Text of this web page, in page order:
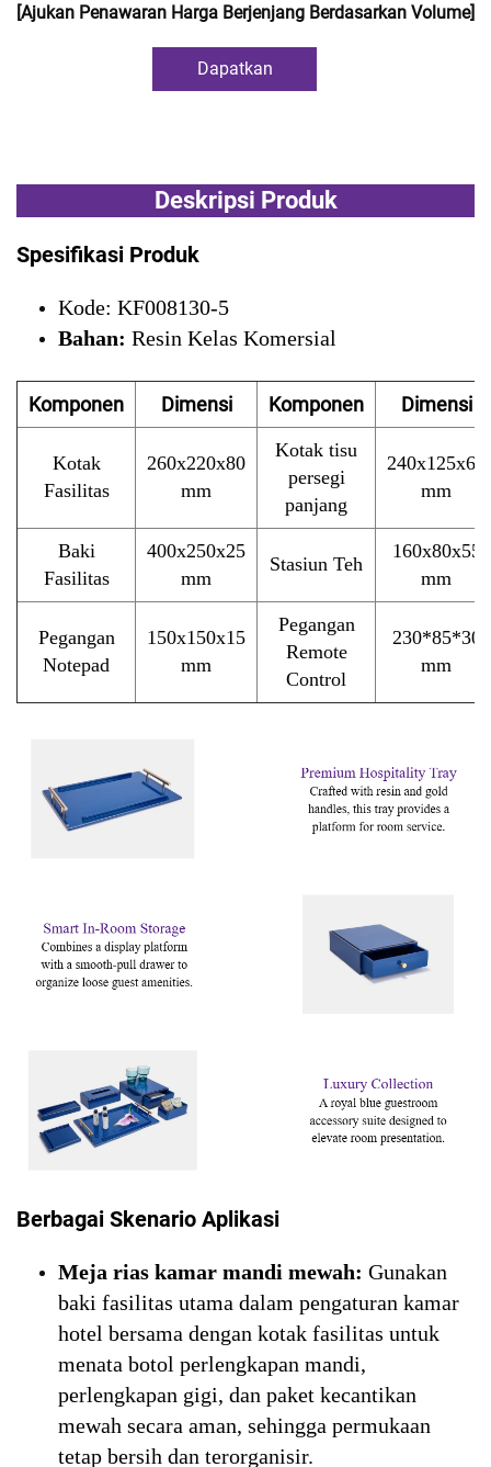
[Ajukan Penawaran Harga Berjenjang Berdasarkan Volume]
Dapatkan
Deskripsi Produk
Spesifikasi Produk
Kode: KF008130-5
Bahan: Resin Kelas Komersial
Komponen Dimensi Komponen Dimensi
Kotak
Fasilitas
260x220x80
mm
Kotak tisu
persegi
panjang
240x125x65
mm
Baki
Fasilitas
400x250x25
mm
Stasiun Teh
160x80x55
mm
Pegangan
Notepad
150x150x15
mm
Pegangan
Remote
Control
230*85*30
mm
Berbagai Skenario Aplikasi
Meja rias kamar mandi mewah: Gunakan
baki fasilitas utama dalam pengaturan kamar
hotel bersama dengan kotak fasilitas untuk
menata botol perlengkapan mandi,
perlengkapan gigi, dan paket kecantikan
mewah secara aman, sehingga permukaan
tetap bersih dan terorganisir.